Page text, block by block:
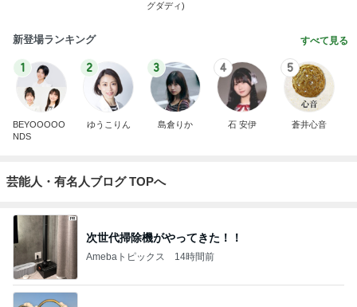
グダディ)
新登場ランキング すべて見る
1
BEYOOOOO
NDS
2
ゆうこりん
3
島倉りか
4
石 安伊
5
蒼井心音
芸能人・有名人ブログ TOPへ
次世代掃除機がやってきた！！
Amebaトピックス 14時間前